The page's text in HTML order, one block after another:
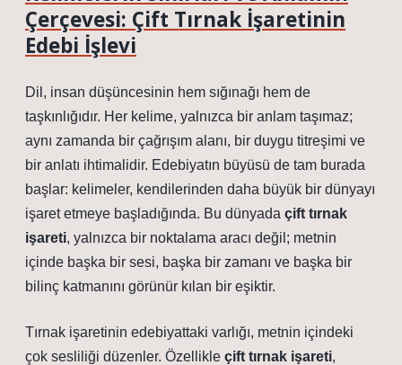
Çerçevesi: Çift Tırnak İşaretinin
Edebi İşlevi
Dil, insan düşüncesinin hem sığınağı hem de
taşkınlığıdır. Her kelime, yalnızca bir anlam taşımaz;
aynı zamanda bir çağrışım alanı, bir duygu titreşimi ve
bir anlatı ihtimalidir. Edebiyatın büyüsü de tam burada
başlar: kelimeler, kendilerinden daha büyük bir dünyayı
işaret etmeye başladığında. Bu dünyada çift tırnak
işareti, yalnızca bir noktalama aracı değil; metnin
içinde başka bir sesi, başka bir zamanı ve başka bir
bilinç katmanını görünür kılan bir eşiktir.
Tırnak işaretinin edebiyattaki varlığı, metnin içindeki
çok sesliliği düzenler. Özellikle çift tırnak işareti,